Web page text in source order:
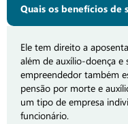
Quais os benefícios de
Ele tem direito a
além de auxílio-doença
empreendedor também
pensão por morte e
um tipo de empresa
funcionário.